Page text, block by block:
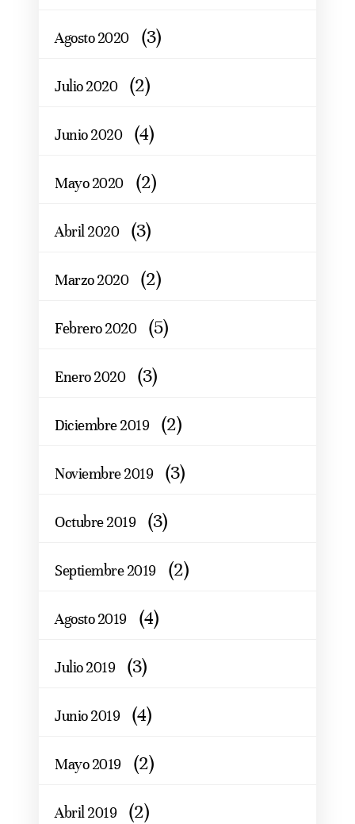
Agosto 2020 (3)
Julio 2020 (2)
Junio 2020 (4)
Mayo 2020 (2)
Abril 2020 (3)
Marzo 2020 (2)
Febrero 2020 (5)
Enero 2020 (3)
Diciembre 2019 (2)
Noviembre 2019 (3)
Octubre 2019 (3)
Septiembre 2019 (2)
Agosto 2019 (4)
Julio 2019 (3)
Junio 2019 (4)
Mayo 2019 (2)
Abril 2019 (2)